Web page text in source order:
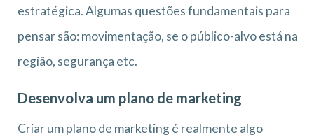
estratégica. Algumas questões fundamentais para
pensar são: movimentação, se o público-alvo está na
região, segurança etc.
Desenvolva um plano de marketing
Criar um plano de marketing é realmente algo